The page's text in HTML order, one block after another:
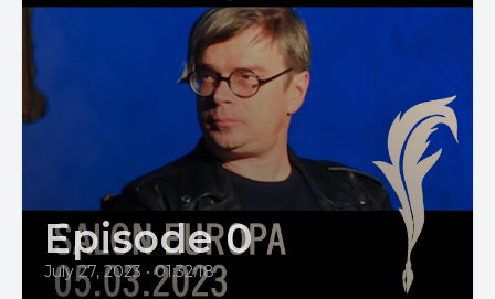
Episode 0
July 27, 2023 • 01:32:18